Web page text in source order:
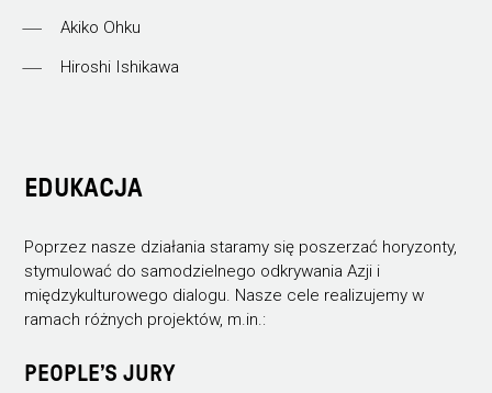
Akiko Ohku
Hiroshi Ishikawa
EDUKACJA
Poprzez nasze działania staramy się poszerzać horyzonty,
stymulować do samodzielnego odkrywania Azji i
międzykulturowego dialogu. Nasze cele realizujemy w
ramach różnych projektów, m.in.:
PEOPLE’S JURY